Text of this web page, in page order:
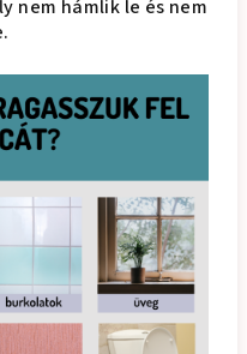
nem hámlik le és nem